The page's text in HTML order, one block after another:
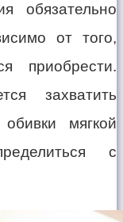
обязательно
от того,
приобрести.
захватить
мягкой
с